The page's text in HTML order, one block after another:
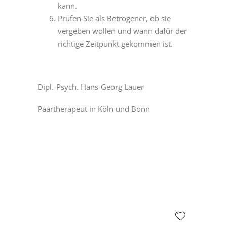
kann.
Prüfen Sie als Betrogener, ob sie
vergeben wollen und wann dafür der
richtige Zeitpunkt gekommen ist.
Dipl.-Psych. Hans-Georg Lauer
Paartherapeut in Köln und Bonn